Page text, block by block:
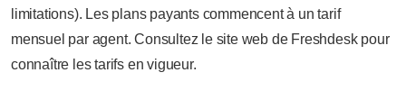
limitations). Les plans payants commencent à un tarif
mensuel par agent. Consultez le site web de Freshdesk pour
connaître les tarifs en vigueur.